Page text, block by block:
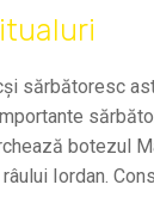
sărbătoresc
botezul
Iordan.